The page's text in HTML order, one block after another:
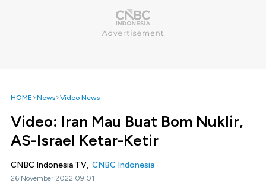
HOME News Video News
Video: Iran Mau Buat Bom Nuklir,
AS-Israel Ketar-Ketir
CNBC Indonesia TV, CNBC Indonesia
26 November 2022 09:01